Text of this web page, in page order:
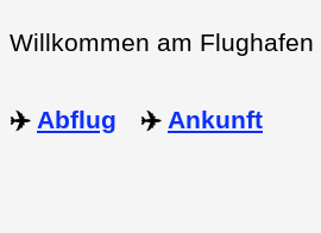
Willkommen am Flughafen
✈️ Abflug ✈️ Ankunft